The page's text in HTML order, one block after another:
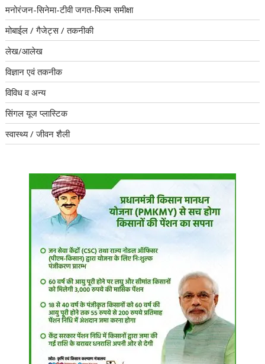
मनोरंजन-सिनेमा-टीवी जगत-फिल्म समीक्षा
मोबाईल / गैजेट्स / तकनीकी
लेख/आलेख
विज्ञान एवं तकनीक
विविध व अन्य
सिंगल यूज प्लास्टिक
स्वास्थ्य / जीवन शैली